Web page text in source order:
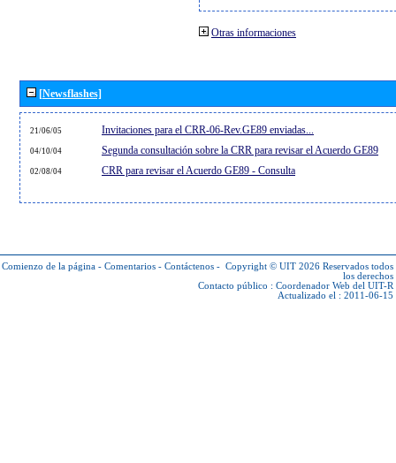
Otras informaciones
[Newsflashes]
21/06/05 Invitaciones para el CRR-06-Rev.GE89 enviadas...
04/10/04 Segunda consultación sobre la CRR para revisar el Acuerdo GE89
02/08/04 CRR para revisar el Acuerdo GE89 - Consulta
Comienzo de la página - Comentarios - Contáctenos - Copyright © UIT 2026 Reservados todos
los derechos
Contacto público : Coordenador Web del UIT-R
Actualizado el : 2011-06-15